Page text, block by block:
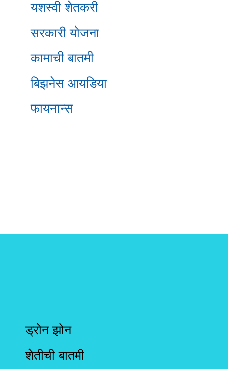
यशस्वी शेतकरी
सरकारी योजना
कामाची बातमी
बिझनेस आयडिया
फायनान्स
ड्रोन झोन
शेतीची बातमी